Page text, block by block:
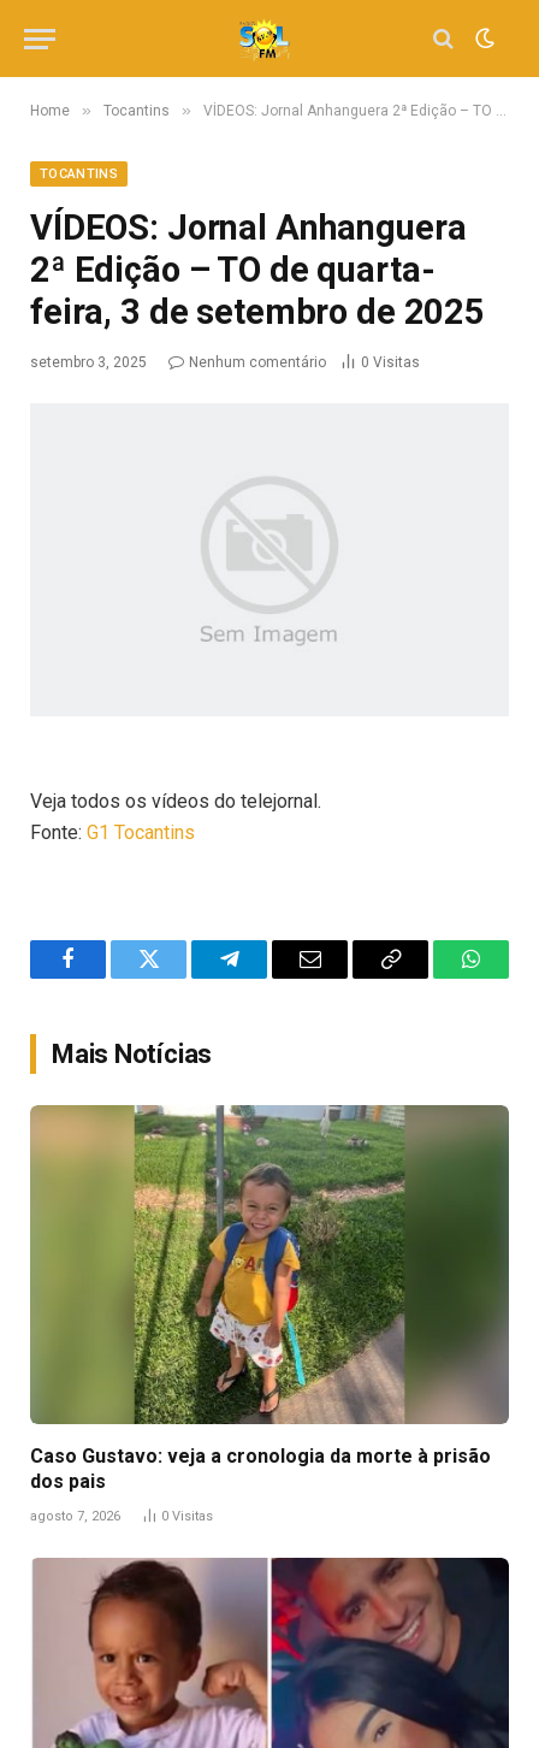
Home » Tocantins » VÍDEOS: Jornal Anhanguera 2ª Edição – TO de quarta-feira, 3 de setembro de 2025
TOCANTINS
VÍDEOS: Jornal Anhanguera
2ª Edição – TO de quarta-
feira, 3 de setembro de 2025
setembro 3, 2025 Nenhum comentário 0 Visitas
Veja todos os vídeos do telejornal.
Fonte: G1 Tocantins
FacebookTwitter TelegramEmail
Copy
Mais Notícias
Caso Gustavo: veja a cronologia da morte à prisão
dos pais
agosto 7, 2026 0 Visitas